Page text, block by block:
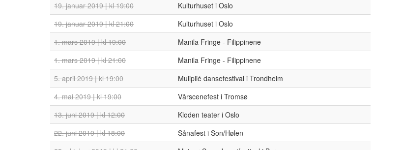
19. januar 2019 | kl 19:00
Kulturhuset i Oslo
19. januar 2019 | kl 21:00
Kulturhuset i Oslo
1. mars 2019 | kl 19:00
Manila Fringe - Filippinene
1. mars 2019 | kl 21:00
Manila Fringe - Filippinene
5. april 2019 | kl 19:00
Muliplié dansefestival i Trondheim
4. mai 2019 | kl 19:00
Vårscenefest i Tromsø
13. juni 2019 | kl 12:00
Kloden teater i Oslo
22. juni 2019 | kl 18:00
Sånafest i Son/Hølen